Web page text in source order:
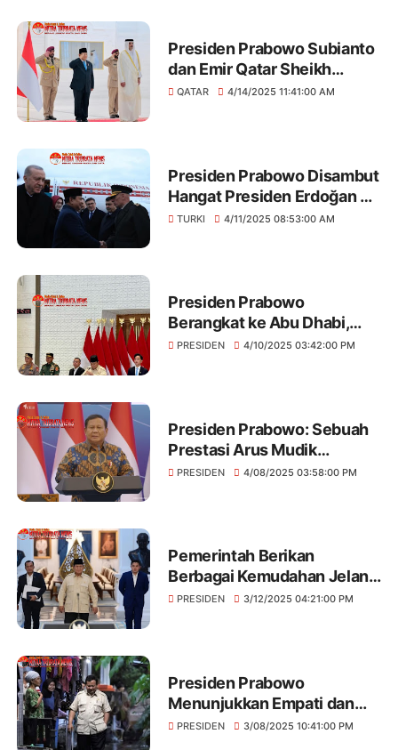
Presiden Prabowo Subianto
dan Emir Qatar Sheikh
Tamim Bin Hamad Al-Thani
QATAR 4/14/2025 11:41:00 AM
Presiden Prabowo Disambut
Hangat Presiden Erdoğan di
Ankara, Tandai Dimulainya
TURKI 4/11/2025 08:53:00 AM
Presiden Prabowo
Berangkat ke Abu Dhabi,
Awali Kunjungan
Kemitraan dan Upaya
Perdamaian
PRESIDEN 4/10/2025 03:42:00 PM
Presiden Prabowo: Sebuah
Prestasi Arus Mudik
Meningkat Namun Tetap
PRESIDEN 4/08/2025 03:58:00 PM
Pemerintah Berikan
Berbagai Kemudahan Jelang
Liburan Lebaran dan Nyepi:
PRESIDEN 3/12/2025 04:21:00 PM
Presiden Prabowo
Menunjukkan Empati dan
Komitmen Pemerintah untuk
PRESIDEN 3/08/2025 10:41:00 PM